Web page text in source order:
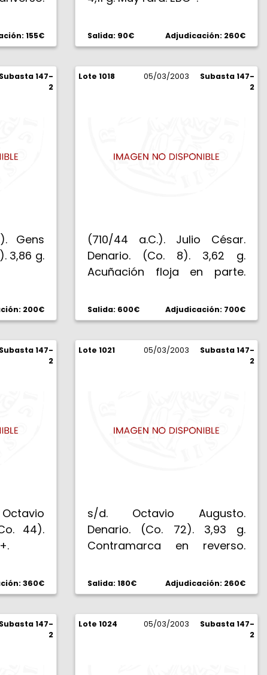
155€ Salida: 90€ Adjudicación: 260€
Subasta 147-
2
Gens
3,86 g.
200€
Lote 1018 05/03/2003
Subasta 147-
2
(710/44 a.C.). Julio César.
Denario. (Co. 8). 3,62 g.
Acuñación floja en parte.
Salida: 600€ Adjudicación: 700€
Subasta 147-
2
44).
360€
Lote 1021 05/03/2003
Subasta 147-
2
s/d. Octavio Augusto.
Denario. (Co. 72). 3,93 g.
Contramarca en reverso.
Salida: 180€ Adjudicación: 260€
Subasta 147-
2
Lote 1024 05/03/2003
Subasta 147-
2